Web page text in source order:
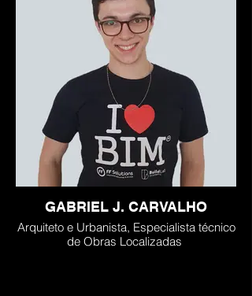
GABRIEL J. CARVALHO
Arquiteto e Urbanista, Especialista técnico
de Obras Localizadas